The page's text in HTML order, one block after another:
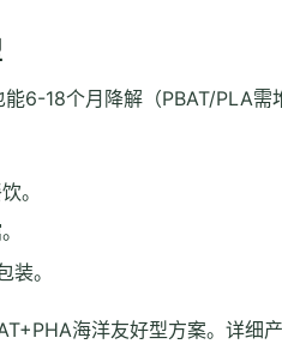
6-18个月降解（PBAT/PLA需
。
装。
海洋友好型方案。详细